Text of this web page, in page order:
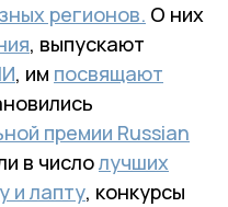
регионов. О них
, выпускают
, им посвящают
премии Russian
в числолучших
и лапту, конкурсы